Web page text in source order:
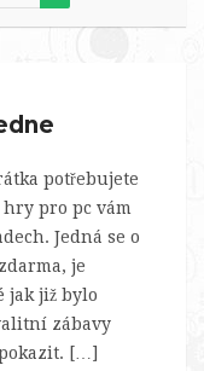
potřebujete
pro pc vám
Jedná se o
je
jak již bylo
zábavy
[…]